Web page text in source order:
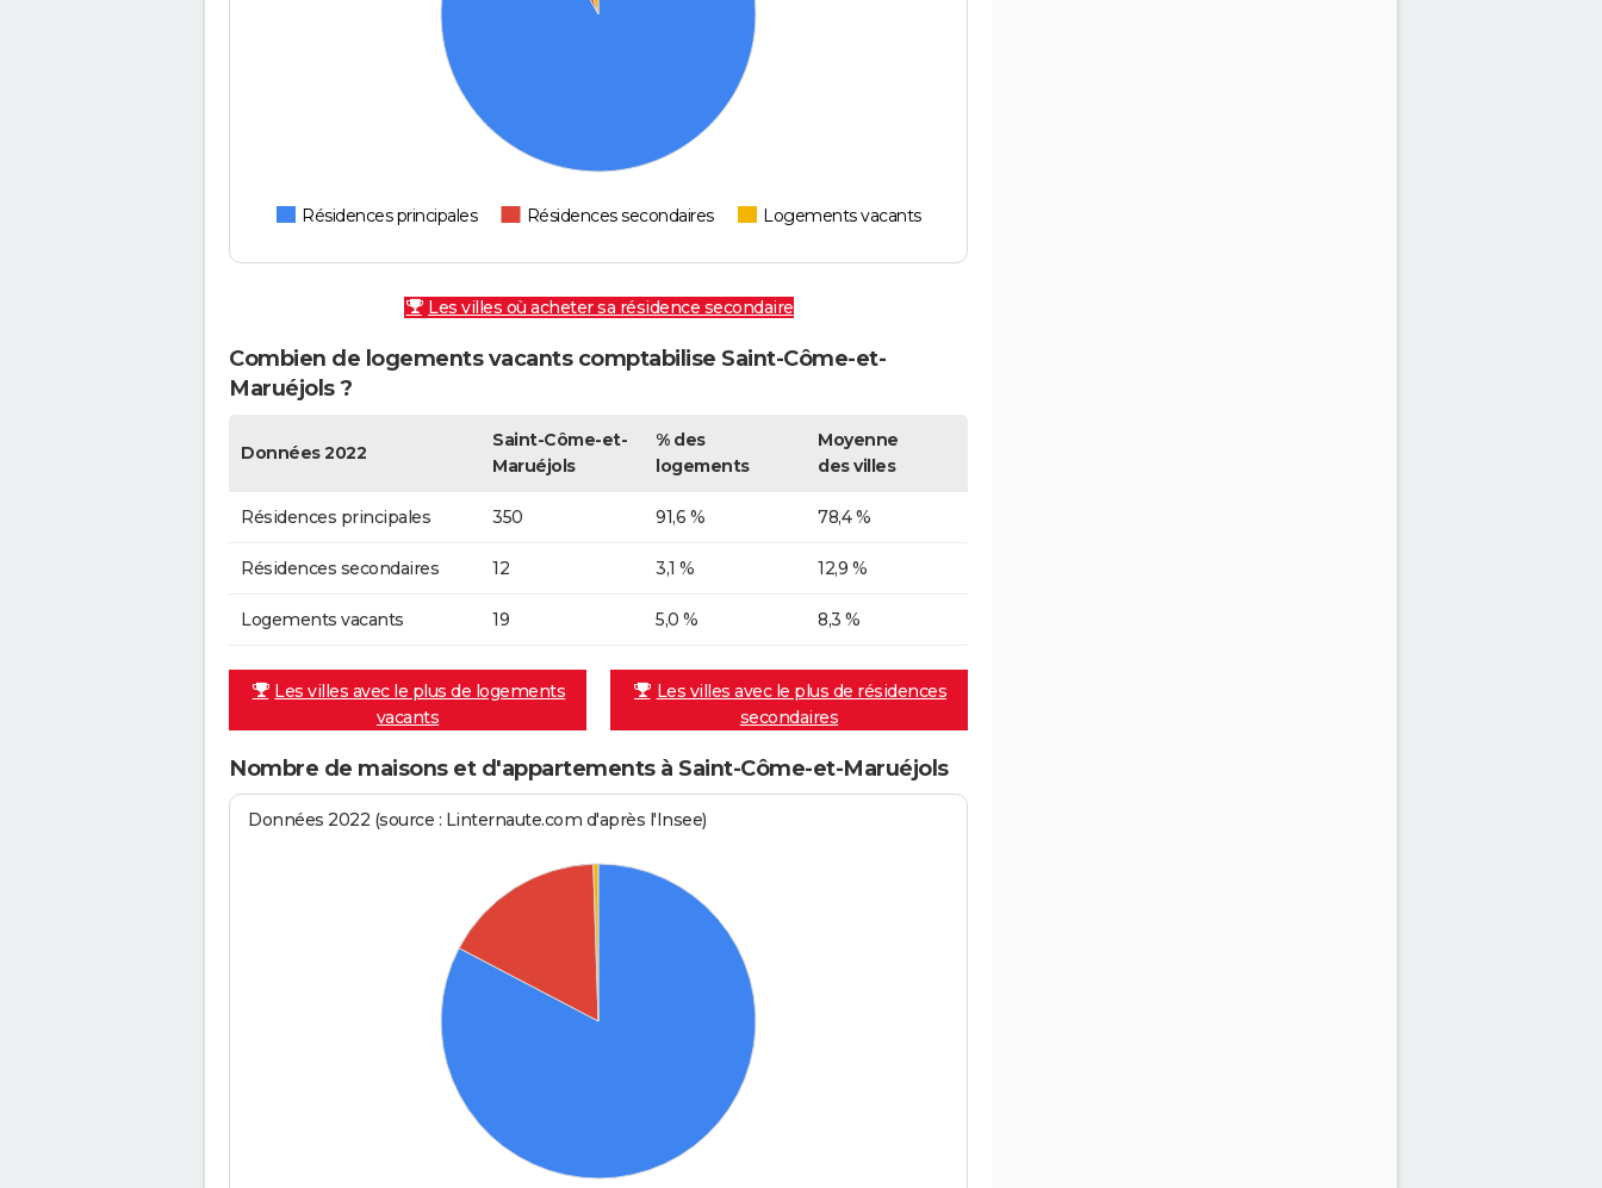
Résidences principales Résidences secondaires Logements vacants
Les villes où acheter sa résidence secondaire
Combien de logements vacants comptabilise Saint-Côme-et-
Maruéjols ?
Données 2022
Saint-Côme-et-
Maruéjols
% des
logements
Moyenne
des villes
Résidences principales 350 91,6 % 78,4 %
Résidences secondaires 12 3,1 % 12,9 %
Logements vacants 19 5,0 % 8,3 %
Les villes avec le plus de logements
vacants
Les villes avec le plus de résidences
secondaires
Nombre de maisons et d'appartements à Saint-Côme-et-Maruéjols
Données 2022 (source : Linternaute.com d'après l'Insee)